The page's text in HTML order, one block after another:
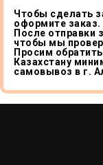
Чтобы сделать
оформите заказ.
После отправки
чтобы мы
Просим
Казахстану
самовывоз в г.